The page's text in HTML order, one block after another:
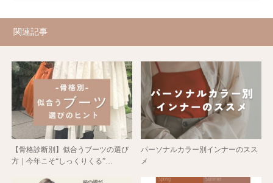
関連記事
【骨格診断別】似合うブーツの選び
方｜今年こそ“しっくりくる”…
パーソナルカラー別インナーのスス
メ